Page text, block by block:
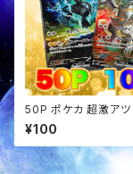
50P ポケカ 超激アツ
¥100